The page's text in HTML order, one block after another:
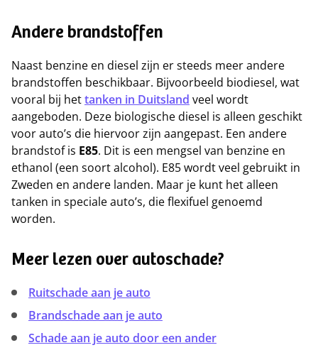
Andere brandstoffen
Naast benzine en diesel zijn er steeds meer andere
brandstoffen beschikbaar. Bijvoorbeeld biodiesel, wat
vooral bij hettanken in Duitsland veel wordt
aangeboden. Deze biologische diesel is alleen geschikt
voor auto’s die hiervoor zijn aangepast. Een andere
brandstof is E85. Dit is een mengsel van benzine en
ethanol (een soort alcohol). E85 wordt veel gebruikt in
Zweden en andere landen. Maar je kunt het alleen
tanken in speciale auto’s, die flexifuel genoemd
worden.
Meer lezen over autoschade?
Ruitschade aan je auto
Brandschade aan je auto
Schade aan je auto door een ander